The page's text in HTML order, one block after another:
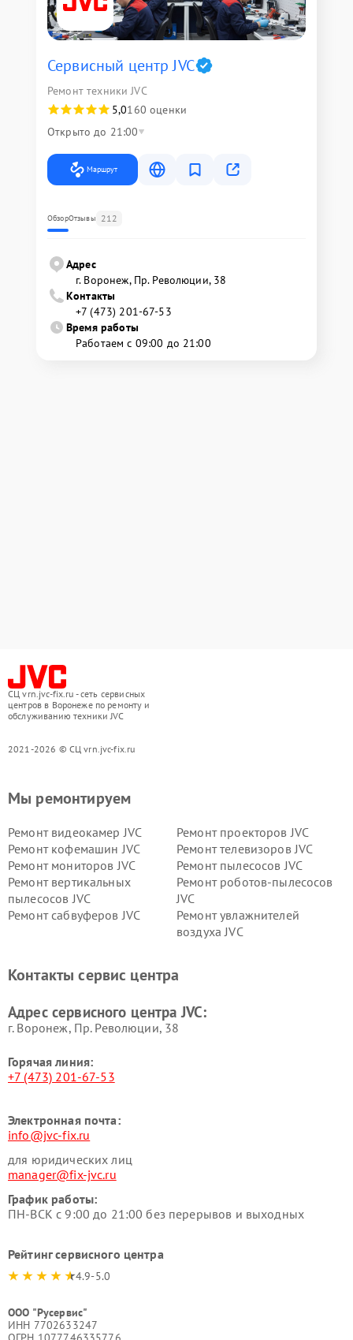
Сервисный центр JVC
Ремонт техники JVC
5,0160 оценки
Открыто до 21:00
Маршрут
ОбзорОтзывы 212
Адрес
г. Воронеж, Пр. Революции, 38
Контакты
+7 (473) 201-67-53
Время работы
Работаем с 09:00 до 21:00
СЦ vrn.jvc-fix.ru - сеть сервисных
центров в Воронеже по ремонту и
обслуживанию техники JVC
2021-2026 © СЦ vrn.jvc-fix.ru
Мы ремонтируем
Ремонт видеокамер JVC
Ремонт проекторов JVC
Ремонт кофемашин JVC
Ремонт телевизоров JVC
Ремонт мониторов JVC
Ремонт пылесосов JVC
Ремонт вертикальных
пылесосов JVC
Ремонт роботов-пылесосов
JVC
Ремонт сабвуферов JVC
Ремонт увлажнителей
воздуха JVC
Контакты сервис центра
Адрес сервисного центра JVC:
г. Воронеж, Пр. Революции, 38
Горячая линия:
+7 (473) 201-67-53
Электронная почта:
info@jvc-fix.ru
для юридических лиц
manager@fix-jvc.ru
График работы:
ПН-ВСК с 9:00 до 21:00 без перерывов и выходных
Рейтинг сервисного центра
4.9-5.0
ООО "Русервис"
ИНН 7702633247